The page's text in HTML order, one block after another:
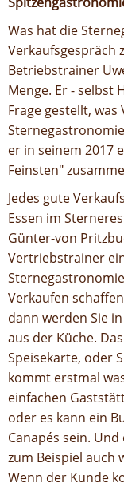
Was hat die
Verkaufsgespräch
Betriebstrainer
Menge. Er - selbst
Frage gestellt,
er in seinem 2017
Feinsten"
Jedes gute
Essen im
Günter-von
Vertriebstrainer
Verkaufen
dann werden Sie
aus der Küche.
Speisekarte, oder
kommt erstmal
einfachen
oder es kann ein
Canapés sein.
zum Beispiel auch
Wenn der Kunde